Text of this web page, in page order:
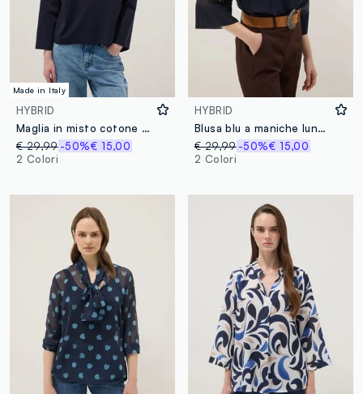
Made in Italy
HYBRID
Maglia in misto cotone elasticizzato blu regular fit con collo ampio
€ 29,99-50%€ 15,00
2 Colori
HYBRID
Blusa blu a maniche lunghe in misto viscosa regular fit
€ 29,99 -50%€ 15,00
2 Colori